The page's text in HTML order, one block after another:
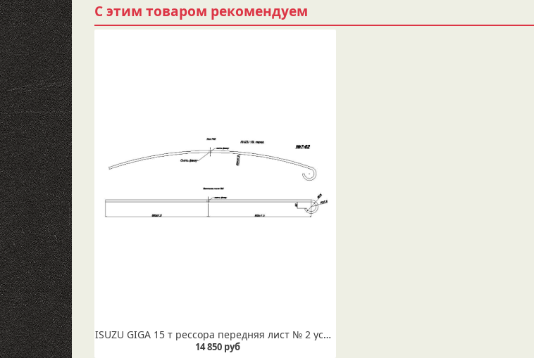
С этим товаром рекомендуем
ISUZU GIGA 15 т рессора передняя лист № 2 усиленный (Арт. IR 07-02-02)
14 850 руб